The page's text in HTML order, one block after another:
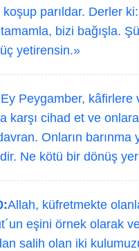
koşup parıldar. Derler
bizi bağışla.
yetirensin.»
Ey Peygamber, kâfirlere
karşı cihad et ve
davran. Onların barınma
Ne kötü bir dönüş
Allah, küfretmekte
eşini örnek olarak
salih olan iki